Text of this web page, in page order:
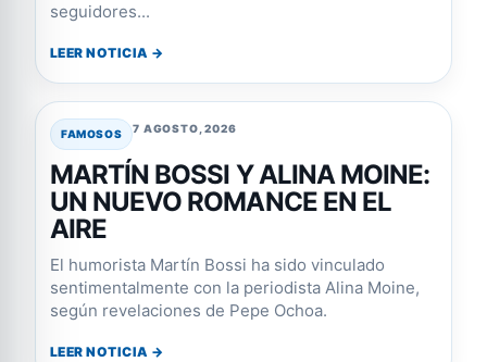
seguidores...
LEER NOTICIA →
FAMOSOS 7 AGOSTO, 2026
MARTÍN BOSSI Y ALINA MOINE:
UN NUEVO ROMANCE EN EL
AIRE
El humorista Martín Bossi ha sido vinculado
sentimentalmente con la periodista Alina Moine,
según revelaciones de Pepe Ochoa.
LEER NOTICIA →